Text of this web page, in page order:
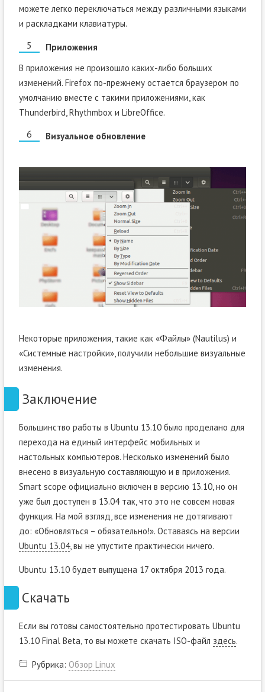
можете легко переключаться между различными языками
и раскладками клавиатуры.
Приложения
В приложения не произошло каких-либо больших
изменений. Firefox по-прежнему остается браузером по
умолчанию вместе с такими приложениями, как
Thunderbird, Rhythmbox и LibreOffice.
Визуальное обновление
Некоторые приложения, такие как «Файлы» (Nautilus) и
«Системные настройки», получили небольшие визуальные
изменения.
Заключение
Большинство работы в Ubuntu 13.10 было проделано для
перехода на единый интерфейс мобильных и
настольных компьютеров. Несколько изменений было
внесено в визуальную составляющую и в приложения.
Smart scope официально включен в версию 13.10, но он
уже был доступен в 13.04 так, что это не совсем новая
функция. На мой взгляд, все изменения не дотягивают
до: «Обновляться – обязательно!». Оставаясь на версии
Ubuntu 13.04, вы не упустите практически ничего.
Ubuntu 13.10 будет выпущена 17 октября 2013 года.
Скачать
Если вы готовы самостоятельно протестировать Ubuntu
13.10 Final Beta, то вы можете скачать ISO-файл здесь.
Рубрика: Обзор Linux